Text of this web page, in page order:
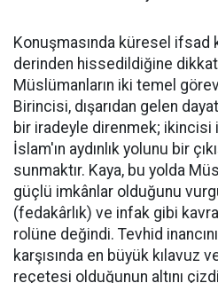
Konuşmasında küresel ifsad
derinden hissedildiğine
Müslümanların iki temel
Birincisi, dışarıdan gelen
bir iradeyle direnmek; ikincisi
İslam'ın aydınlık yolunu bir
sunmaktır. Kaya, bu yolda
güçlü imkânlar olduğunu
(fedakârlık) ve infak gibi
rolüne değindi. Tevhid
karşısında en büyük kılavuz
reçetesi olduğunun altını